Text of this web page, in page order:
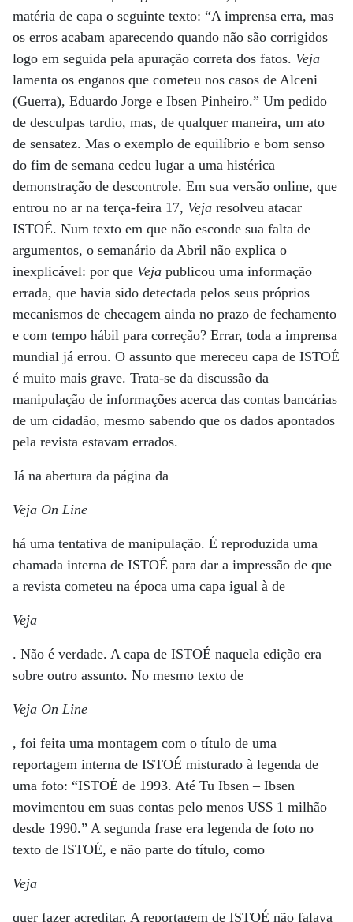
matéria de capa o seguinte texto: “A imprensa erra, mas
os erros acabam aparecendo quando não são corrigidos
logo em seguida pela apuração correta dos fatos. Veja
lamenta os enganos que cometeu nos casos de Alceni
(Guerra), Eduardo Jorge e Ibsen Pinheiro.” Um pedido
de desculpas tardio, mas, de qualquer maneira, um ato
de sensatez. Mas o exemplo de equilíbrio e bom senso
do fim de semana cedeu lugar a uma histérica
demonstração de descontrole. Em sua versão online, que
entrou no ar na terça-feira 17, Veja resolveu atacar
ISTOÉ. Num texto em que não esconde sua falta de
argumentos, o semanário da Abril não explica o
inexplicável: por que Veja publicou uma informação
errada, que havia sido detectada pelos seus próprios
mecanismos de checagem ainda no prazo de fechamento
e com tempo hábil para correção? Errar, toda a imprensa
mundial já errou. O assunto que mereceu capa de ISTOÉ
é muito mais grave. Trata-se da discussão da
manipulação de informações acerca das contas bancárias
de um cidadão, mesmo sabendo que os dados apontados
pela revista estavam errados.
Já na abertura da página da
Veja On Line
há uma tentativa de manipulação. É reproduzida uma
chamada interna de ISTOÉ para dar a impressão de que
a revista cometeu na época uma capa igual à de
Veja
. Não é verdade. A capa de ISTOÉ naquela edição era
sobre outro assunto. No mesmo texto de
Veja On Line
, foi feita uma montagem com o título de uma
reportagem interna de ISTOÉ misturado à legenda de
uma foto: “ISTOÉ de 1993. Até Tu Ibsen – Ibsen
movimentou em suas contas pelo menos US$ 1 milhão
desde 1990.” A segunda frase era legenda de foto no
texto de ISTOÉ, e não parte do título, como
Veja
quer fazer acreditar. A reportagem de ISTOÉ não falava